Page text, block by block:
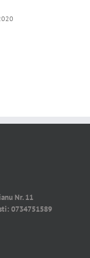
Nr. 11
0734751589